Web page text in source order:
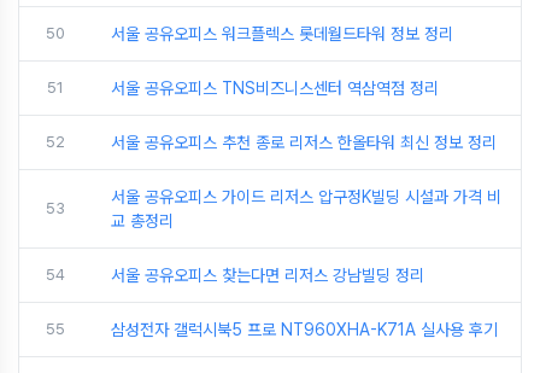
50 서울 공유오피스 워크플렉스 롯데월드타워 정보 정리
51 서울 공유오피스 TNS비즈니스센터 역삼역점 정리
52 서울 공유오피스 추천 종로 리저스 한올타워 최신 정보 정리
53
서울 공유오피스 가이드 리저스 압구정K빌딩 시설과 가격 비
교 총정리
54 서울 공유오피스 찾는다면 리저스 강남빌딩 정리
55 삼성전자 갤럭시북5 프로 NT960XHA-K71A 실사용 후기